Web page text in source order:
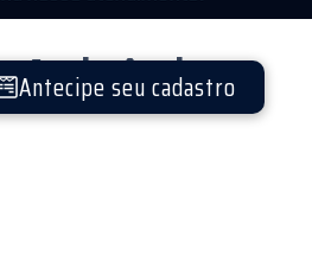
Assistência
Antecipe seu cadastro